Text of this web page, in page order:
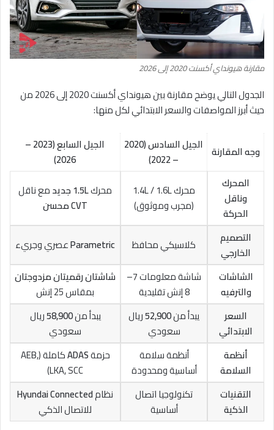
مقارنة هيونداي أكسنت 2020 إلى 2026
الجدول التالي يوضح مقارنة بين هيونداي أكسنت 2020 إلى 2026 من
حيث أبرز المواصفات والسعر الابتدائي لكل منها:
وجه المقارنة
الجيل السادس (2020
– 2022)
الجيل السابع (2023 –
2026)
المحرك
وناقل
الحركة
محرك 1.4L / 1.6L
(مجرب وموثوق)
محرك1.5L جديد
مع ناقل
CVT محسن
التصميم
الخارجي
كلاسيكي محافظ Parametricعصري وجريء
الشاشات
والترفيه
شاشة معلومات 7–
8 إنش تقليدية
شاشتان رقميتان مزدوجتان
بمقاس 25 إنش
السعر
الابتدائي
يبدأ من52,900ريال
سعودي
يبدأ من58,900ريال
سعودي
أنظمة
السلامة
أنظمة سلامة
أساسية ومحدودة
حزمةADAS
كاملة (AEB,
LKA, SCC)
التقنيات
الذكية
تكنولوجيا اتصال
أساسية
نظامHyundai Connected
للاتصال الذكي